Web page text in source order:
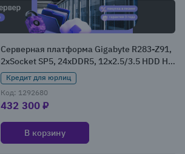
Серверная платформа Gigabyte R283-Z91,
2xSocket SP5, 24xDDR5, 12x2.5/3.5 HDD HS,
Redundant 2x1600 Вт 2U (R283-Z91-
AAD1/ACD1)
Кредит для юрлиц
Код: 1292680
432 300 ₽
В корзину